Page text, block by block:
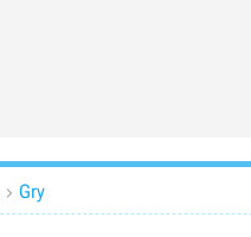
 Gry